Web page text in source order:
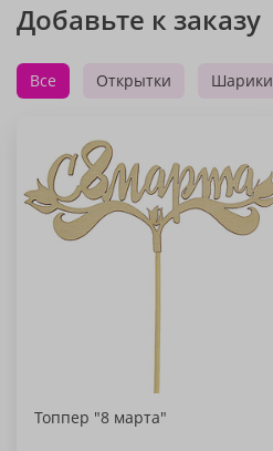
Добавьте к заказу
Все Открытки Шарики
Топпер "8 марта"